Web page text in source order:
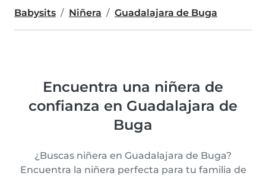
Babysits Niñera Guadalajara de Buga
Encuentra una niñera de
confianza en Guadalajara de
Buga
¿Buscas niñera en Guadalajara de Buga?
Encuentra la niñera perfecta para tu familia de